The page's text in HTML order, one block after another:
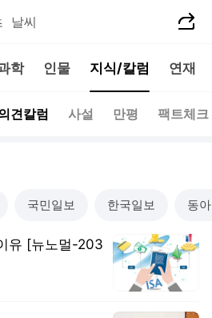
날씨
학 인물 지식/칼럼 연재
견칼럼 사설 만평 팩트체크
국민일보 한국일보 동
유 [뉴노멀-203